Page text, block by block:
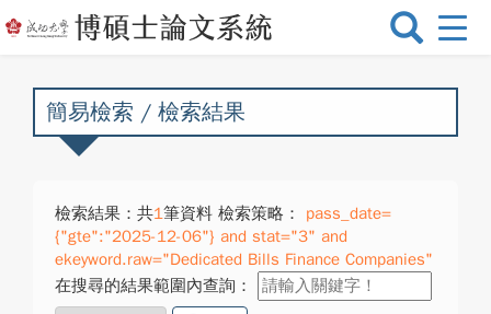
選
換
簡易檢索 / 檢索結果
檢索結果：共1筆資料 檢索策略：
pass_date=
{"gte":"2025-12-06"} and stat="3" and
ekeyword.raw="Dedicated Bills Finance Companies"
在搜尋的結果範圍內查詢：